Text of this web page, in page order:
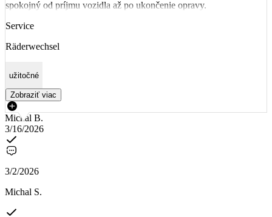
spokojný od príjmu vozidla až po ukončenie opravy.
Service
Räderwechsel
užitočné
Zobraziť viac
Michal B.
3/16/2026
3/2/2026
Michal S.